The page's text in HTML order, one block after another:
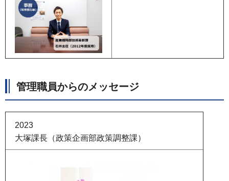
管理職員からのメッセージ
2023
大塚課長（政策企画部政策調整課）